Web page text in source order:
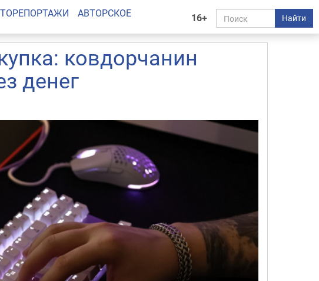
16+ Найти
АВТОРСКОЕ
ковдорчанин
денег